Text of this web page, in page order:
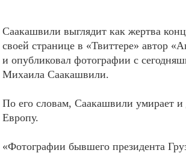
Саакашвили выглядит как жертва
своей странице в «Твиттере» автор
и опубликовал фотографии с
Михаила Саакашвили.
По его словам, Саакашвили умирает и
Европу.
«Фотографии бывшего президента